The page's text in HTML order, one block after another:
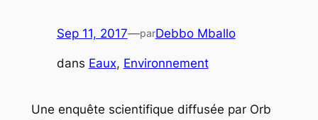
Sep 11, 2017—parDebbo Mballo
dans Eaux, Environnement
Une enquête scientifique diffusée par Orb